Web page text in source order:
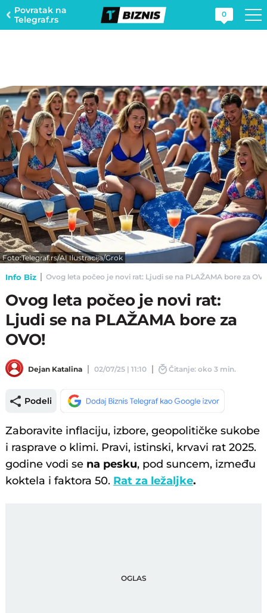
Povratak na
Telegraf.rs
0
Foto:Telegraf.rs/AI Ilustracija/Grok
Info Biz Ovog leta počeo je novi rat: Ljudi se na PLAŽAMA bore za
Ovog leta počeo je novi rat:
Ljudi se na PLAŽAMA bore za
OVO!
Dejan Katalina 02/07/25 | 11:10 Čitanje: oko 3 min.
Podeli
Zaboravite inflaciju, izbore, geopolitičke sukobe
i rasprave o klimi. Pravi, istinski, krvavi rat 2025.
godine vodi se na pesku, pod suncem, između
koktela i faktora 50. Rat za ležaljke.